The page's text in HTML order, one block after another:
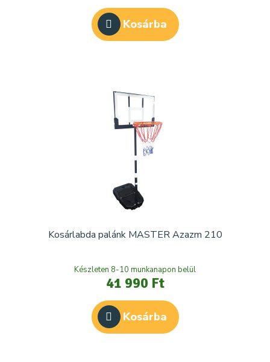
Kosárba
Kosárlabda palánk MASTER Azazm 210
Készleten 8-10 munkanapon belül
41 990 Ft
Kosárba